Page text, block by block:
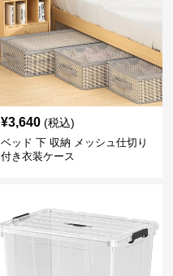
¥3,640 (税込)
ベッド 下 収納 メッシュ仕切り
付き衣装ケース